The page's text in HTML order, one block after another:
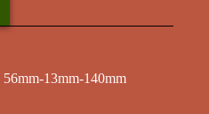
56mm-13mm-140mm